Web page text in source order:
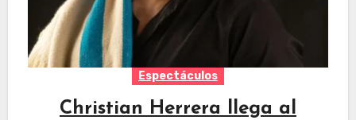
Espectáculos
Christian Herrera llega al